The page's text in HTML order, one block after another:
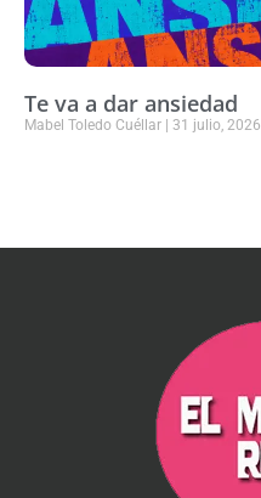
Te va a dar ansiedad
Mabel Toledo Cuéllar 31 julio, 2026